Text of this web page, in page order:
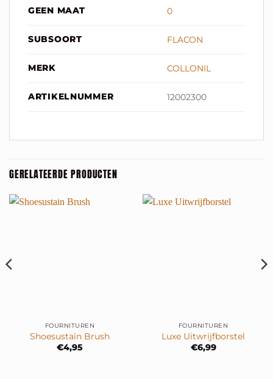
GEEN MAAT 0
SUBSOORT FLACON
MERK COLLONIL
ARTIKELNUMMER 12002300
GERELATEERDE PRODUCTEN
FOURNITUREN
Shoesustain Brush
€4,95
FOURNITUREN
Luxe Uitwrijfborstel
€6,99